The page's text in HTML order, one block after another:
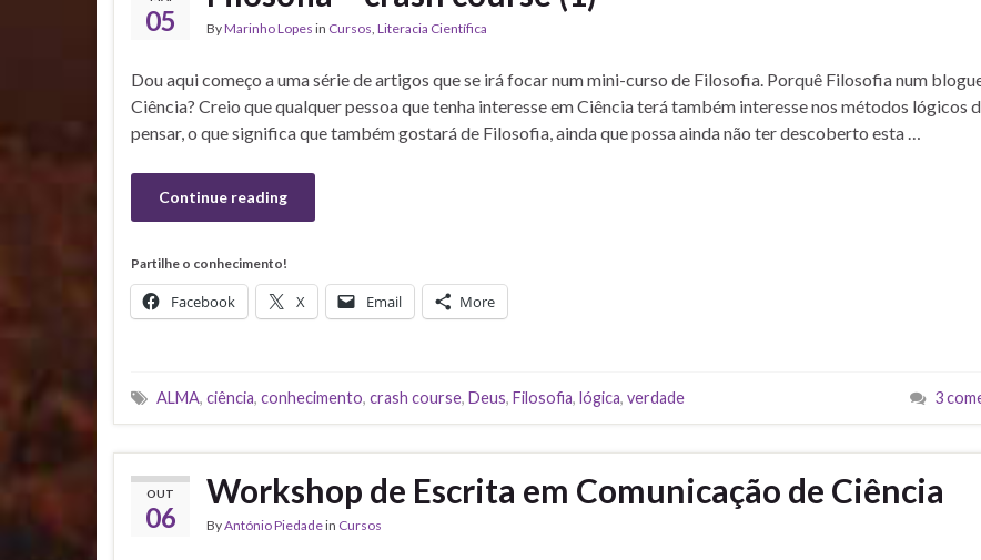
05 ByMarinho Lopes in Cursos Literacia Científica
Dou aqui começo a uma série de artigos que se irá focar num mini-curso de Filosofia. Porquê Filosofia num
Ciência? Creio que qualquer pessoa que tenha interesse em Ciência terá também interesse nos métodos lógicos
pensar, o que significa que também gostará de Filosofia, ainda que possa ainda não ter descoberto esta …
Continue reading
Partilhe o conhecimento!
Facebook X Email More
ALMA, ciência, conhecimento, crash course, Deus, Filosofia, lógica, verdade 3
OUT
06
Workshop de Escrita em Comunicação de Ciência
ByAntónio Piedadein Cursos